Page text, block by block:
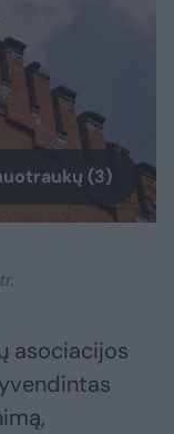
(3)
asociacijos